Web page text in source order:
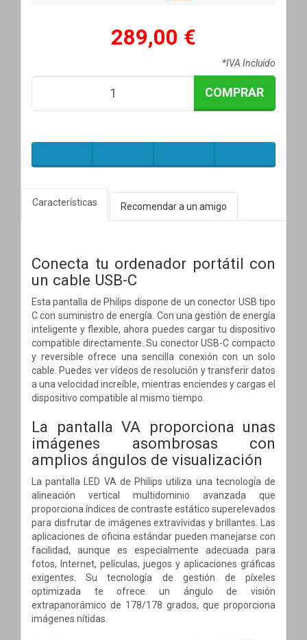
289,00 €
*IVA Incluido
COMPRAR
Características Recomendar a un amigo
Conecta tu ordenador portátil con
un cable USB-C
Esta pantalla de Philips dispone de un conector USB tipo
C con suministro de energía. Con una gestión de energía
inteligente y flexible, ahora puedes cargar tu dispositivo
compatible directamente. Su conector USB-C compacto
y reversible ofrece una sencilla conexión con un solo
cable. Puedes ver vídeos de resolución y transferir datos
a una velocidad increíble, mientras enciendes y cargas el
dispositivo compatible al mismo tiempo.
La pantalla VA proporciona unas
imágenes asombrosas con
amplios ángulos de visualización
La pantalla LED VA de Philips utiliza una tecnología de
alineación vertical multidominio avanzada que
proporciona índices de contraste estático superelevados
para disfrutar de imágenes extravívidas y brillantes. Las
aplicaciones de oficina estándar pueden manejarse con
facilidad, aunque es especialmente adecuada para
fotos, Internet, películas, juegos y aplicaciones gráficas
exigentes. Su tecnología de gestión de píxeles
optimizada te ofrece un ángulo de visión
extrapanorámico de 178/178 grados, que proporciona
imágenes nítidas.